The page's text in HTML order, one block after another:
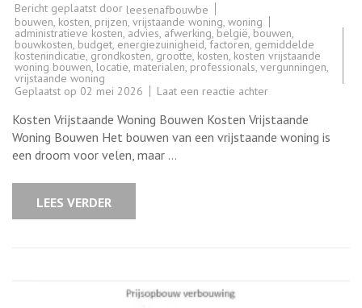
Bericht geplaatst door leesenafbouwbe
bouwen, kosten, prijzen, vrijstaande woning, woning
administratieve kosten, advies, afwerking, belgië, bouwen,
bouwkosten, budget, energiezuinigheid,factoren, gemiddelde
kostenindicatie, grondkosten, grootte, kosten, kosten vrijstaande
woning bouwen,locatie, materialen, professionals, vergunningen,
vrijstaande woning
Geplaatst op 02 mei 2026 Laat een reactie achterop
voor
het
bouwen
van
Kosten Vrijstaande Woning Bouwen Kosten Vrijstaande
Woning Bouwen Het bouwen van een vrijstaande woning is
een droom voor velen, maar …
LEES VERDER